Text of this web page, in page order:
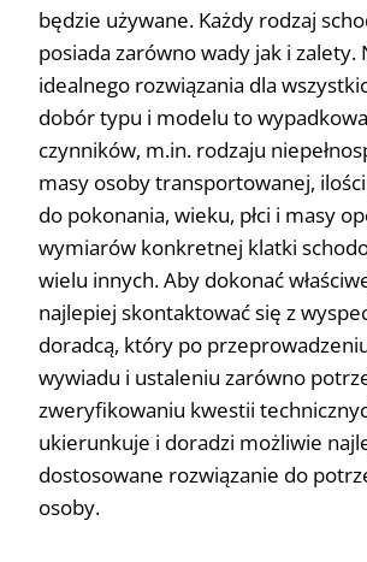
będzie używane. Każdy rodzaj
posiada zarówno wady jak i zalety.
idealnego rozwiązania dla
dobór typu i modelu to
czynników, m.in. rodzaju
masy osoby transportowanej,
do pokonania, wieku, płci i masy
wymiarów konkretnej klatki
wielu innych. Aby dokonać
najlepiej skontaktować się z
doradcą, który po
wywiadu i ustaleniu zarówno
zweryfikowaniu kwestii
ukierunkuje i doradzi możliwie
dostosowane rozwiązanie do
osoby.